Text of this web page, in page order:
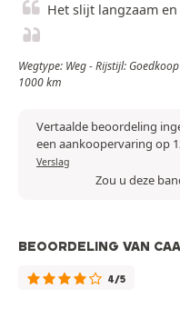
Het slijt langzaam
Wegtype: Weg - Rijstijl:
1000 km
Vertaalde beoordeling
een aankoopervaring op
Verslag
Zou u deze
BEOORDELING VAN
4/5